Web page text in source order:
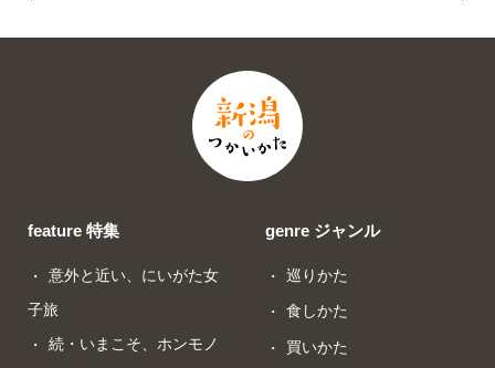
feature 特集
意外と近い、にいがた女
子旅
続・いまこそ、ホンモノ
genre ジャンル
巡りかた
食しかた
買いかた